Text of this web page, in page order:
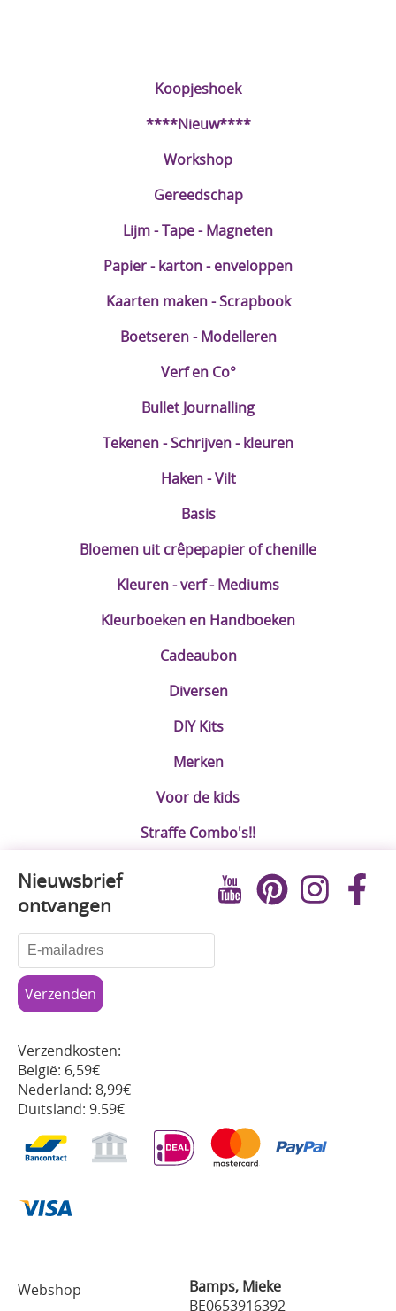
Koopjeshoek
****Nieuw****
Workshop
Gereedschap
Lijm - Tape - Magneten
Papier - karton - enveloppen
Kaarten maken - Scrapbook
Boetseren - Modelleren
Verf en Co°
Bullet Journalling
Tekenen - Schrijven - kleuren
Haken - Vilt
Basis
Bloemen uit crêpepapier of chenille
Kleuren - verf - Mediums
Kleurboeken en Handboeken
Cadeaubon
Diversen
DIY Kits
Merken
Voor de kids
Straffe Combo's!!
Webshop
Bamps, Mieke
BE0653916392
Nieuwsbrief
ontvangen
Verzendkosten:
België: 6,59€
Nederland: 8,99€
Duitsland: 9.59€